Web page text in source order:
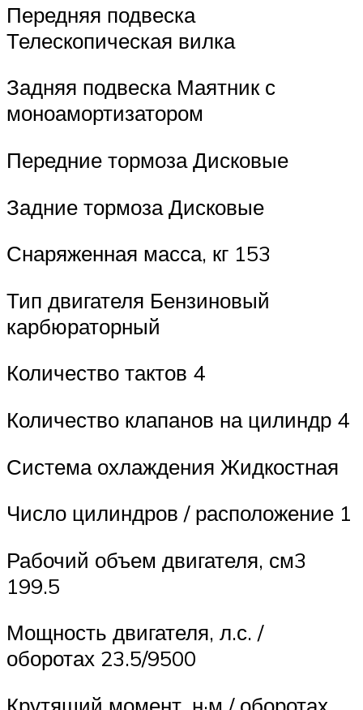
Передняя подвеска
Телескопическая вилка
Задняя подвеска Маятник с
моноамортизатором
Передние тормоза Дисковые
Задние тормоза Дисковые
Снаряженная масса, кг 153
Тип двигателя Бензиновый
карбюраторный
Количество тактов 4
Количество клапанов на цилиндр 4
Система охлаждения Жидкостная
Число цилиндров / расположение 1
Рабочий объем двигателя, см3
199.5
Мощность двигателя, л.с. /
оборотах 23.5/9500